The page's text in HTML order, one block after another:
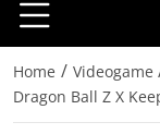
Home / Videogame
Dragon Ball Z X